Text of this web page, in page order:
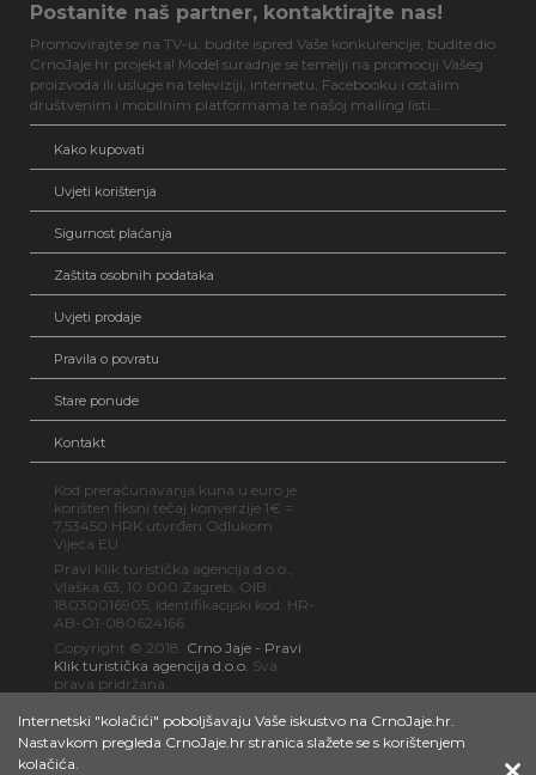
Postanite naš partner, kontaktirajte nas!
Promovirajte se na TV-u, budite ispred Vaše konkurencije, budite dio
CrnoJaje.hr projekta! Model suradnje se temelji na promociji Vašeg
proizvoda ili usluge na televiziji, internetu, Facebooku i ostalim
društvenim i mobilnim platformama te našoj mailing listi...
Kako kupovati
Uvjeti korištenja
Sigurnost plaćanja
Zaštita osobnih podataka
Uvjeti prodaje
Pravila o povratu
Stare ponude
Kontakt
Kod preračunavanja kuna u euro je
korišten fiksni tečaj konverzije 1€ =
7,53450 HRK utvrđen Odlukom
Vijeća EU
Pravi Klik turistička agencija d.o.o.,
Vlaška 63, 10 000 Zagreb, OIB:
18030016905, Identifikacijski kod: HR-
AB-O1-080624166
Copyright © 2018. Crno Jaje - Pravi
Klik turistička agencija d.o.o. Sva
prava pridržana.
Internetski "kolačići" poboljšavaju Vaše iskustvo na CrnoJaje.hr.
Nastavkom pregleda CrnoJaje.hr stranica slažete se s korištenjem
kolačića.